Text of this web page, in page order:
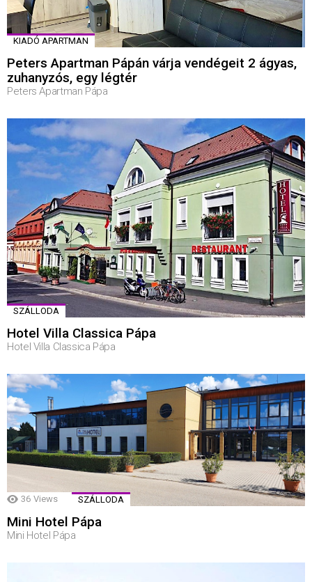
KIADÓ APARTMAN
Peters Apartman Pápán várja vendégeit 2 ágyas,
zuhanyzós, egy légtér
Peters Apartman Pápa
SZÁLLODA
Hotel Villa Classica Pápa
Hotel Villa Classica Pápa
36 Views SZÁLLODA
Mini Hotel Pápa
Mini Hotel Pápa